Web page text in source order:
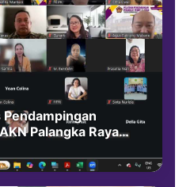
Palangka Raya
Dosen Pembimbing